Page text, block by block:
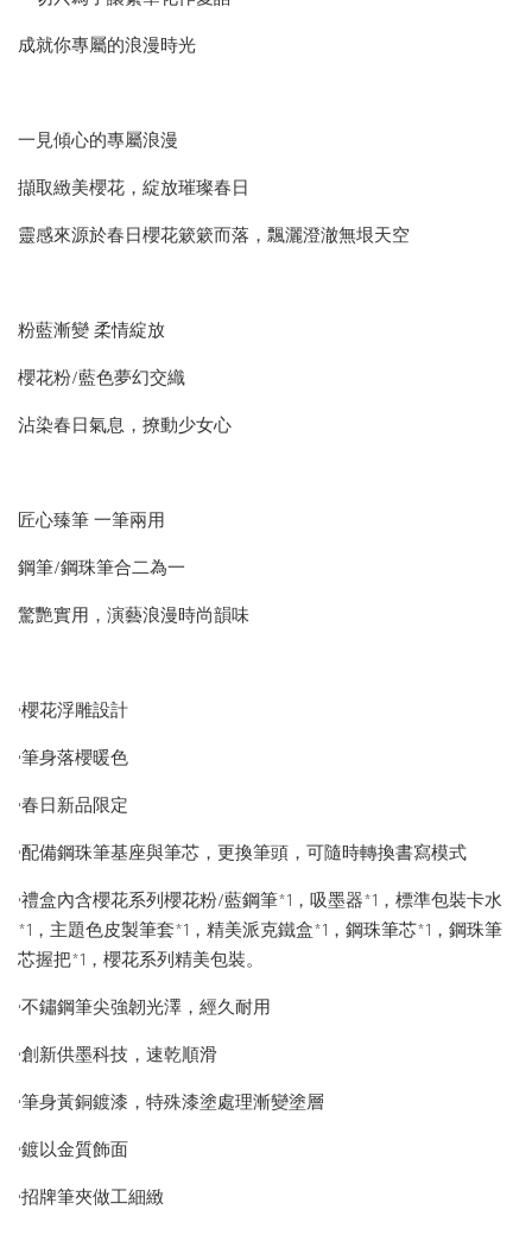
成就你專屬的浪漫時光
一見傾心的專屬浪漫
擷取緻美櫻花，綻放璀璨春日
靈感來源於春日櫻花簌簌而落，飄灑澄澈無垠天空
粉藍漸變 柔情綻放
櫻花粉/藍色夢幻交織
沾染春日氣息，撩動少女心
匠心臻筆 一筆兩用
鋼筆/鋼珠筆合二為一
驚艷實用，演藝浪漫時尚韻味
•櫻花浮雕設計
•筆身落櫻暖色
•春日新品限定
•配備鋼珠筆基座與筆芯，更換筆頭，可隨時轉換書寫模式
•禮盒內含櫻花系列櫻花粉/藍鋼筆*1，吸墨器*1，標準包裝卡水
*1，主題色皮製筆套*1，精美派克鐵盒*1，鋼珠筆芯*1，鋼珠筆
芯握把*1，櫻花系列精美包裝。
•不鏽鋼筆尖強韌光澤，經久耐用
•創新供墨科技，速乾順滑
•筆身黃銅鍍漆，特殊漆塗處理漸變塗層
•鍍以金質飾面
•招牌筆夾做工細緻